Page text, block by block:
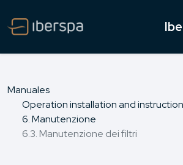
Manuales
Operation installation and
6. Manutenzione
6.3. Manutenzione dei filtri